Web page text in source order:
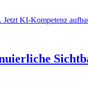
KI-Kompetenz